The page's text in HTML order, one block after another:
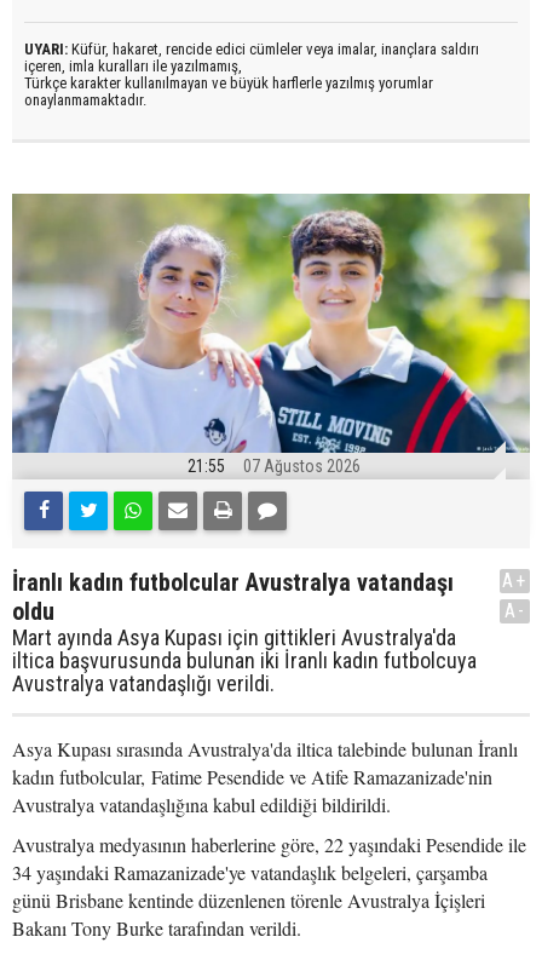
UYARI: Küfür, hakaret, rencide edici cümleler veya imalar, inançlara saldırı
içeren, imla kuralları ile yazılmamış,
Türkçe karakter kullanılmayan ve büyük harflerle yazılmış yorumlar
onaylanmamaktadır.
21:55 07 Ağustos 2026
İranlı kadın futbolcular Avustralya vatandaşı
oldu
Mart ayında Asya Kupası için gittikleri Avustralya'da
iltica başvurusunda bulunan iki İranlı kadın futbolcuya
Avustralya vatandaşlığı verildi.
A+
A-
Asya Kupası sırasında Avustralya'da iltica talebinde bulunan İranlı
kadın futbolcular, Fatime Pesendide ve Atife Ramazanizade'nin
Avustralya vatandaşlığına kabul edildiği bildirildi.
Avustralya medyasının haberlerine göre, 22 yaşındaki Pesendide ile
34 yaşındaki Ramazanizade'ye vatandaşlık belgeleri, çarşamba
günü Brisbane kentinde düzenlenen törenle Avustralya İçişleri
Bakanı Tony Burke tarafından verildi.